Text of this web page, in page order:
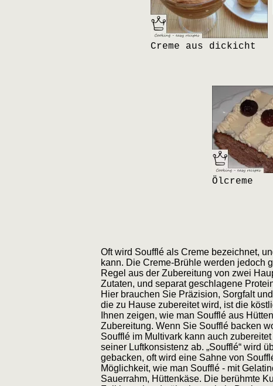
Creme aus dickicht
Ölcreme
Oft wird Soufflé als Creme bezeichnet,
kann. Die Creme-Brühle werden jedoch
Regel aus der Zubereitung von zwei
Zutaten, und separat geschlagene
Hier brauchen Sie Präzision, Sorgfalt
die zu Hause zubereitet wird, ist die
Ihnen zeigen, wie man Soufflé aus
Zubereitung. Wenn Sie Soufflé backen
Soufflé im Multivark kann auch
seiner Luftkonsistenz ab. „Soufflé“ wird
gebacken, oft wird eine Sahne von
Möglichkeit, wie man Soufflé - mit
Sauerrahm, Hüttenkäse. Die berühmte